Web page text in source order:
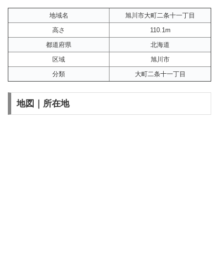
地域名
旭川市大町二条十一丁目
高さ
110.1m
都道府県
北海道
区域
旭川市
分類
大町二条十一丁目
地図｜所在地